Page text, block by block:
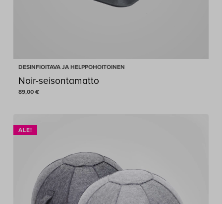
DESINFIOITAVA JA HELPPOHOITOINEN
Noir-seisontamatto
89,00 €
ALE!